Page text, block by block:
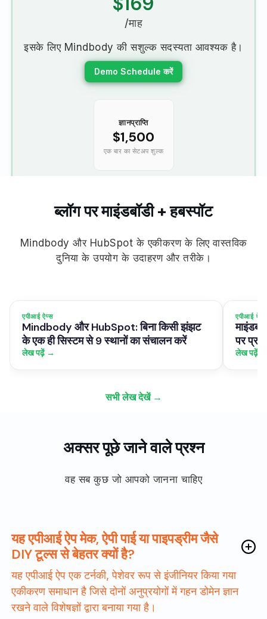
/माह
इसके लिए Mindbody की सशुल्क सदस्यता आवश्यक है।
Demo Schedule करें
ज्ञानप्राप्ति
$1,500
एक बार का सेटअप शुल्क
ब्लॉग पर माइंडबॉडी + हबस्पॉट
Mindbody और HubSpot के एकीकरण के लिए वास्तविक
दुनिया के उपयोग के उदाहरण और तरीके।
एपीआई ऐप्स
Mindbody और HubSpot: बिना किसी झंझट
के एक ही सिस्टम से 9 स्थानों का संचालन करें
लेख पढ़ें →
एपीआई ऐप्स
पर
लेख पढ़ें
सभी लेख देखें →
अक्सर पूछे जाने वाले प्रश्न
वह सब कुछ जो आपको जानना चाहिए
यह एपीआई ऐप मेक, ऐपी पाई या पाइपड्रीम जैसे
DIY टूल्स से बेहतर क्यों है?
यह एपीआई ऐप एक टर्नकी, पेशेवर रूप से इंजीनियर किया गया
एकीकरण समाधान है जिसे दोनों अनुप्रयोगों में गहन डोमेन ज्ञान
रखने वाले विशेषज्ञों द्वारा बनाया गया है।